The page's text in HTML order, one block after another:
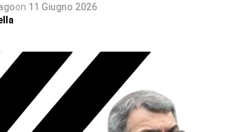
on 11 Giugno 2026